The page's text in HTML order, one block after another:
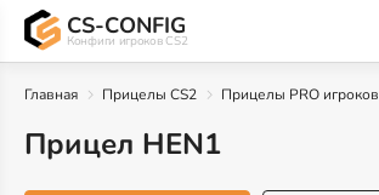
CS-CONFIG
Конфиги игроков CS2
Главная Прицелы CS2 Прицелы PRO игроков
Прицел HEN1